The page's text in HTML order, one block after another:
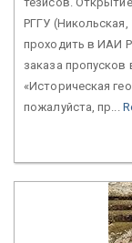
РГГУ (Никольская,
проходить в ИАИ
заказа пропусков
«Историческая
пожалуйста, пр...